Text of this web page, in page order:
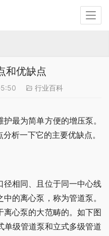
和优缺点
行业百科
最为简单方便的增压泵。
析一下它的主要优缺点。
径相同、且位于同一中心线
的离心泵，称为管道泵。
离心泵的大范畴的。如下图
单级管道泵和立式多级管道